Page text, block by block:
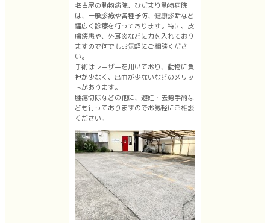
名古屋の動物病院、ひだまり動物病院
は、一般診療や各種予防、健康診断など
幅広く診療を行っております。特に、皮
膚疾患や、外耳炎などに力を入れており
ますので何でもお気軽にご相談くださ
い。
手術はレーザーを用いており、動物に負
担が少なく、出血が少ないなどのメリッ
トがあります。
腫瘍切除などの他に、避妊・去勢手術な
ども行っておりますのでお気軽にご相談
ください。